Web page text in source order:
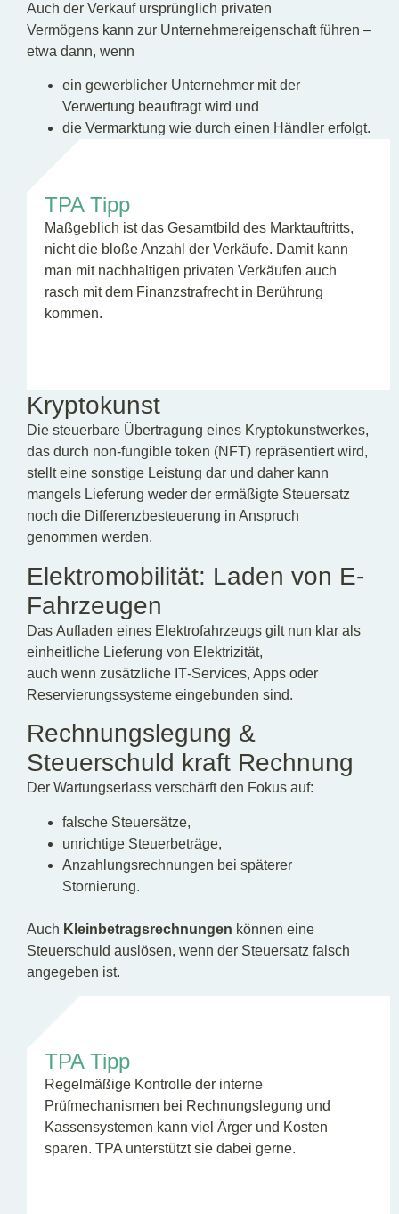
Auch der Verkauf ursprünglich privaten
Vermögens kann zur Unternehmereigenschaft führen –
etwa dann, wenn
ein gewerblicher Unternehmer mit der
Verwertung beauftragt wird und
die Vermarktung wie durch einen Händler erfolgt.
TPA Tipp
Maßgeblich ist das Gesamtbild des Marktauftritts,
nicht die bloße Anzahl der Verkäufe. Damit kann
man mit nachhaltigen privaten Verkäufen auch
rasch mit dem Finanzstrafrecht in Berührung
kommen.
Kryptokunst
Die steuerbare Übertragung eines Kryptokunstwerkes,
das durch non-fungible token (NFT) repräsentiert wird,
stellt eine sonstige Leistung dar und daher kann
mangels Lieferung weder der ermäßigte Steuersatz
noch die Differenzbesteuerung in Anspruch
genommen werden.
Elektromobilität: Laden von E-
Fahrzeugen
Das Aufladen eines Elektrofahrzeugs gilt nun klar als
einheitliche Lieferung von Elektrizität,
auch wenn zusätzliche IT‑Services, Apps oder
Reservierungssysteme eingebunden sind.
Rechnungslegung &
Steuerschuld kraft Rechnung
Der Wartungserlass verschärft den Fokus auf:
falsche Steuersätze,
unrichtige Steuerbeträge,
Anzahlungsrechnungen bei späterer
Stornierung.
Auch Kleinbetragsrechnungen können eine
Steuerschuld auslösen, wenn der Steuersatz falsch
angegeben ist.
TPA Tipp
Regelmäßige Kontrolle der interne
Prüfmechanismen bei Rechnungslegung und
Kassensystemen kann viel Ärger und Kosten
sparen. TPA unterstützt sie dabei gerne.